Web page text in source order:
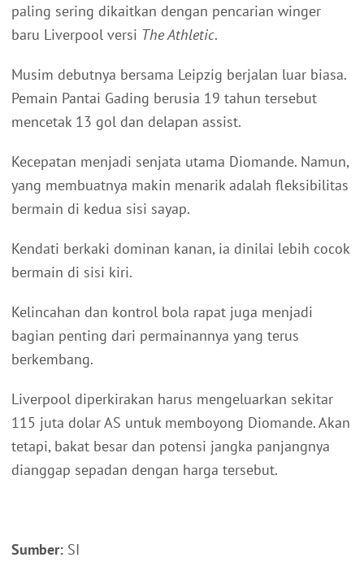
paling sering dikaitkan dengan pencarian winger
baru Liverpool versi The Athletic.
Musim debutnya bersama Leipzig berjalan luar biasa.
Pemain Pantai Gading berusia 19 tahun tersebut
mencetak 13 gol dan delapan assist.
Kecepatan menjadi senjata utama Diomande. Namun,
yang membuatnya makin menarik adalah fleksibilitas
bermain di kedua sisi sayap.
Kendati berkaki dominan kanan, ia dinilai lebih cocok
bermain di sisi kiri.
Kelincahan dan kontrol bola rapat juga menjadi
bagian penting dari permainannya yang terus
berkembang.
Liverpool diperkirakan harus mengeluarkan sekitar
115 juta dolar AS untuk memboyong Diomande. Akan
tetapi, bakat besar dan potensi jangka panjangnya
dianggap sepadan dengan harga tersebut.
Sumber: SI